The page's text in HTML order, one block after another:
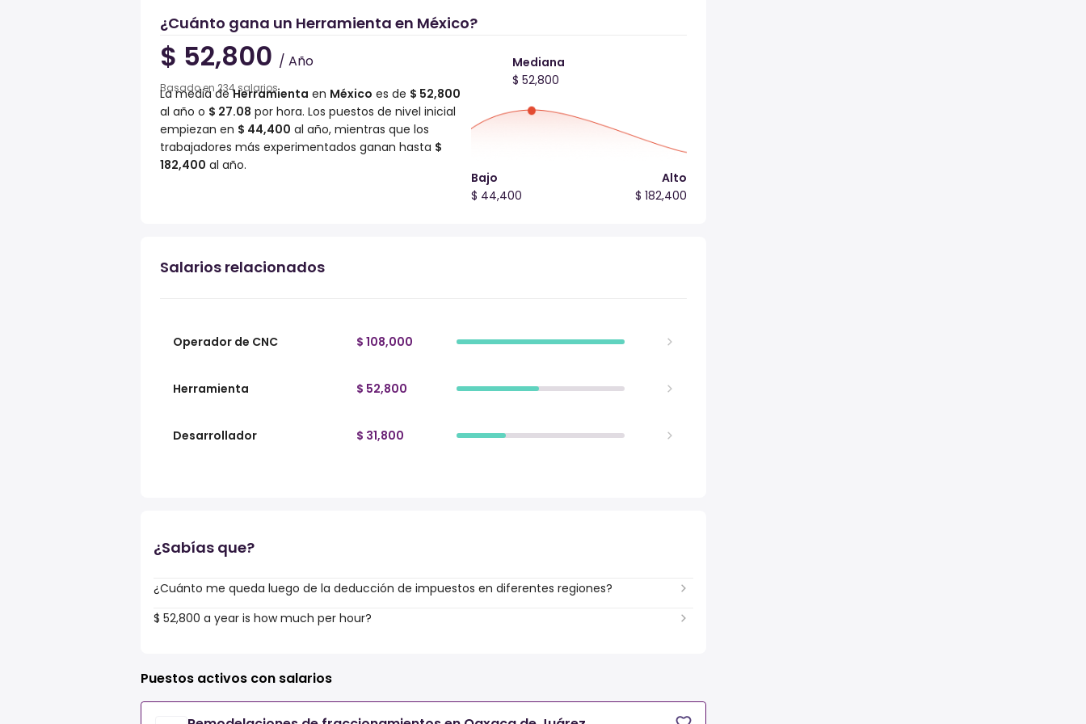
¿Cuánto gana un Herramienta en México?
$ 52,800 / Año
Basado en 234 salarios
La media deHerramienta en México es de $ 52,800
al año o $ 27.08 por hora. Los puestos de nivel inicial
empiezan en $ 44,400 al año, mientras que los
trabajadores más experimentados ganan hasta $
182,400 al año.
Mediana
$ 52,800
Bajo
$ 44,400
Alto
$ 182,400
Salarios relacionados
Operador de CNC $ 108,000
Herramienta $ 52,800
Desarrollador $ 31,800
¿Sabías que?
¿Cuánto me queda luego de la deducción de impuestos en diferentes regiones?
$ 52,800 a year is how much per hour?
Puestos activos con salarios